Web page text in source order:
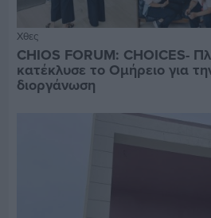
Χθες
CHIOS FORUM: CHOICES-
κατέκλυσε το Ομήρειο για
διοργάνωση